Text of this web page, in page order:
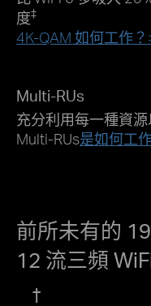
度‡
4K-QAM 如何工作？
Multi-RUs
充分利用每一種資
Multi-RUs是如何工
前所未有的
12 流三頻
†